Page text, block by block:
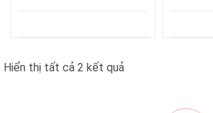
Hiển thị tất cả 2 kết quả